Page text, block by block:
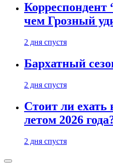
чем Грозный
2 дня спустя
Бархатный
2 дня спустя
Стоит ли
летом 2026
2 дня спустя